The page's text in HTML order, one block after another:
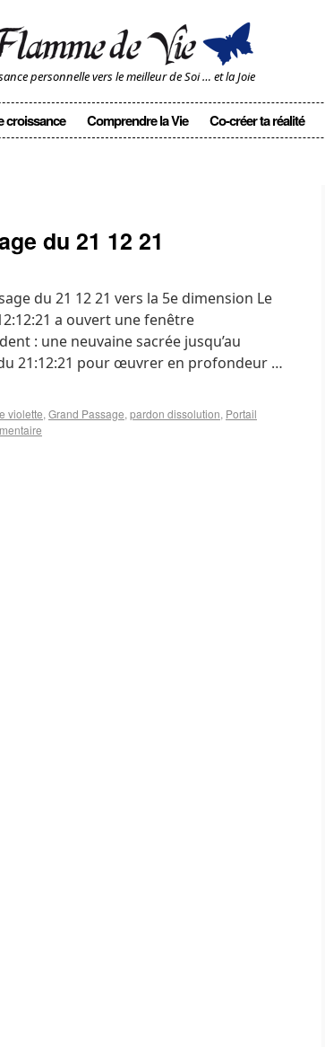
personnelle vers le meilleur de Soi … et la Joie
croissance Comprendre la Vie Co-créer ta réalité
du 21 12 21
du 21 12 21 vers la 5e dimension Le
a ouvert une fenêtre
: une neuvaine sacrée jusqu’au
21:12:21 pour œuvrer en profondeur …
violette, Grand Passage, pardon dissolution, Portail